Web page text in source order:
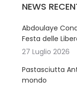
NEWS
Abdoulaye
Festa delle
27 Luglio 2026
Pastasciutta
mondo